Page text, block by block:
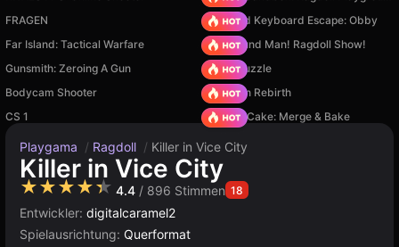
FRAGEN
+1 Speed Keyboard Escape: Obby
Far Island: Tactical Warfare
Playground Man! Ragdoll Show!
Gunsmith: Zeroing A Gun
Arrow Puzzle
Bodycam Shooter
Stickman Rebirth
CS 1
Piece of Cake: Merge & Bake
Playgama / Ragdoll / Killer in Vice City
Killer in Vice City
★★★★★ 4.4 / 896 Stimmen 18
Entwickler: digitalcaramel2
Spielausrichtung: Querformat